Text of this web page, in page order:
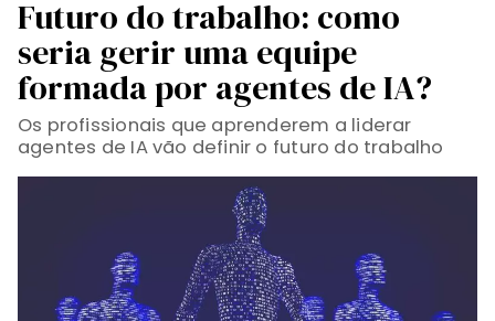
Futuro do trabalho: como
seria gerir uma equipe
formada por agentes de IA?
Os profissionais que aprenderem a liderar
agentes de IA vão definir o futuro do trabalho